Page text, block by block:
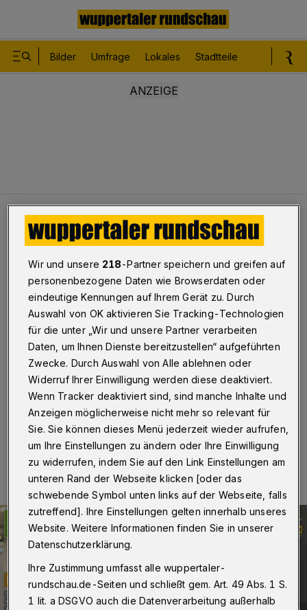
Bilder Umfrage Lokales Stadtteile
Evergreen Evergreen: Die Mai-Ausgabe 2021
Evergreen: Die Mai-Ausgabe
2021
Wuppertal·„Evergreen“, das Rundschau-Magazin für
Senioren und ihre Familien, berichtet wieder über
Themen, die mehr als 75.000 Wuppertaler der
Altersgruppe 65+ betreffen.
29.05.2021 , 11:00 Uhr Eine Minute Lesezeit
Wir und unsere 218-Partner speichern und greifen auf
personenbezogene Daten wie Browserdaten oder
eindeutige Kennungen auf Ihrem Gerät zu. Durch
Auswahl von OK aktivieren Sie Tracking-Technologien
für die unter „Wir und unsere Partner verarbeiten
Daten, um Ihnen Dienste bereitzustellen“ aufgeführten
Zwecke. Durch Auswahl von Alle ablehnen oder
Widerruf Ihrer Einwilligung werden diese deaktiviert.
Wenn Tracker deaktiviert sind, sind manche Inhalte und
Anzeigen möglicherweise nicht mehr so relevant für
Sie. Sie können dieses Menü jederzeit wieder aufrufen,
um Ihre Einstellungen zu ändern oder Ihre Einwilligung
zu widerrufen, indem Sie auf den Link Einstellungen am
unteren Rand der Webseite klicken [oder das
schwebende Symbol unten links auf der Webseite, falls
zutreffend]. Ihre Einstellungen gelten innerhalb unseres
Website. Weitere Informationen finden Sie in unserer
Datenschutzerklärung.
Ihre Zustimmung umfasst alle wuppertaler-
rundschau.de-Seiten und schließt gem. Art. 49 Abs. 1 S.
1 lit. a DSGVO auch die Datenverarbeitung außerhalb